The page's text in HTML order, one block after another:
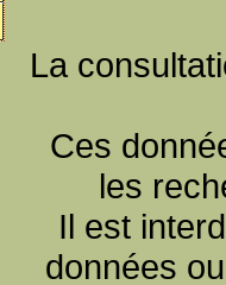
La
Ces
les
Il est
données